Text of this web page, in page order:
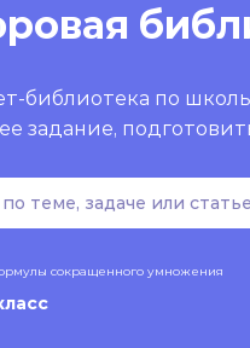
библиотека по
задание,
сокращенного умножения